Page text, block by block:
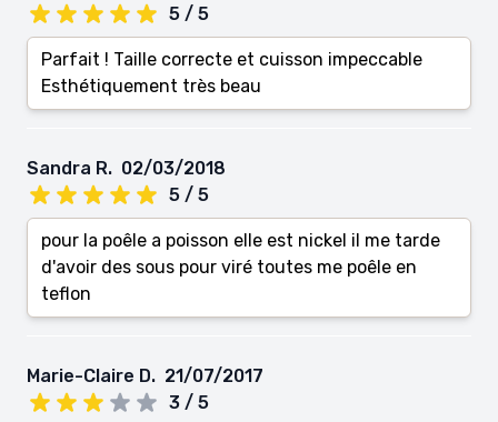
5 / 5
Parfait ! Taille correcte et cuisson impeccable
Esthétiquement très beau
Sandra R. 02/03/2018
5 / 5
pour la poêle a poisson elle est nickel il me tarde
d'avoir des sous pour viré toutes me poêle en
teflon
Marie-Claire D. 21/07/2017
3 / 5